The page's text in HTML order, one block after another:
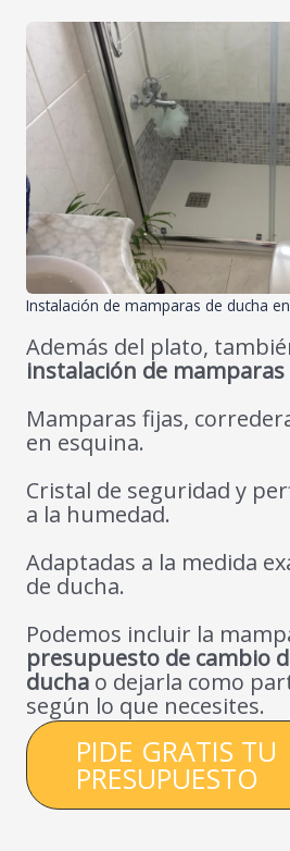
Instalación de mamparas de ducha en
Además del plato,
instalación de
Mamparas fijas,
en esquina.
Cristal de seguridad y
a la humedad.
Adaptadas a la medida
de ducha.
Podemos incluir la
presupuesto de cambio
ducha o dejarla como
según lo que necesites.
PIDE GRATIS TU
PRESUPUESTO